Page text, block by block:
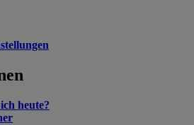
heute?